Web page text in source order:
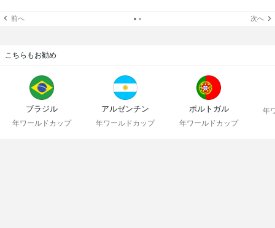
前へ 次へ
こちらもお勧め
ブラジル
年ワールドカップ
アルゼンチン
年ワールドカップ
ポルトガル
年ワールドカップ
年